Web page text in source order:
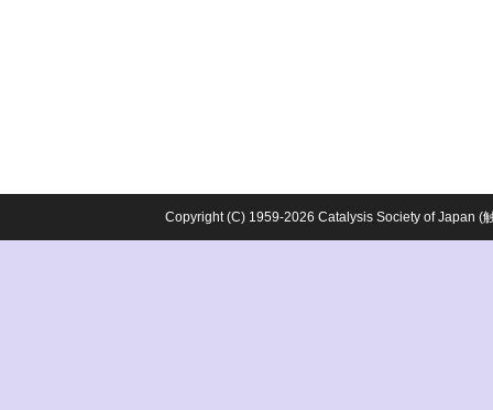
Copyright (C) 1959-2026 Catalysis Society of Japan (